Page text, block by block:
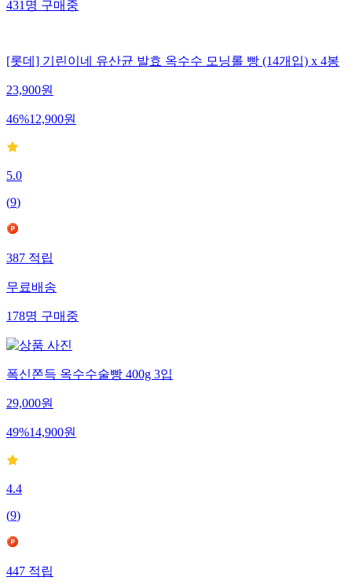
431명구매중
[롯데] 기린이네 유산균 발효 옥수수 모닝롤 빵 (14개입) x 4봉
23,900원
46%12,900원
5.0
(9)
387적립
무료배송
178명구매중
폭신쫀득 옥수수술빵 400g 3입
29,000원
49%14,900원
4.4
(9)
447적립